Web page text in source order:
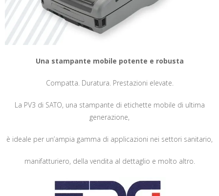
Una stampante mobile potente e robusta
Compatta. Duratura. Prestazioni elevate.
La PV3 di SATO, una stampante di etichette mobile di ultima
generazione,
è ideale per un’ampia gamma di applicazioni nei settori sanitario,
manifatturiero, della vendita al dettaglio e molto altro.